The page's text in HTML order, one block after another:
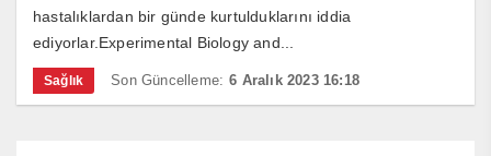
hastalıklardan bir günde kurtulduklarını iddia
ediyorlar.Experimental Biology and...
Sağlık Son Güncelleme: 6 Aralık 2023 16:18